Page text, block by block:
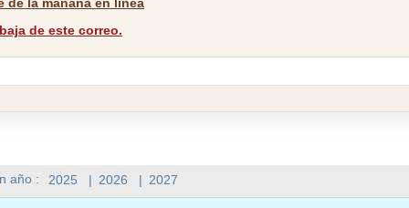
año : 2025 | 2026 | 2027
de este correo.